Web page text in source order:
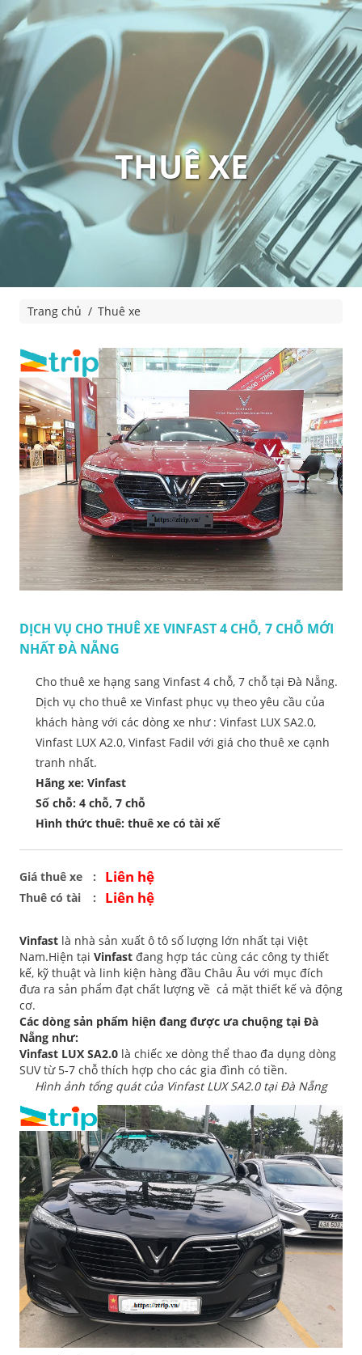
THUÊ XE
Trang chủ Thuê xe
DỊCH VỤ CHO THUÊ XE VINFAST 4 CHỖ, 7 CHỖ MỚI
NHẤT ĐÀ NẴNG
Cho thuê xe hạng sang Vinfast 4 chỗ, 7 chỗ tại Đà Nẵng.
Dịch vụ cho thuê xe Vinfast phục vụ theo yêu cầu của
khách hàng với các dòng xe như : Vinfast LUX SA2.0,
Vinfast LUX A2.0, Vinfast Fadil với giá cho thuê xe cạnh
tranh nhất.
Hãng xe: Vinfast
Số chỗ: 4 chỗ, 7 chỗ
Hình thức thuê: thuê xe có tài xế
Giá thuê xe Liên hệ
Thuê có tài Liên hệ
Vinfast là nhà sản xuất ô tô số lượng lớn nhất tại Việt
Nam.Hiện tại Vinfast đang hợp tác cùng các công ty thiết
kế, kỹ thuật và linh kiện hàng đầu Châu Âu với mục đích
đưa ra sản phẩm đạt chất lượng về cả mặt thiết kế và động
cơ.
Các dòng sản phẩm hiện đang được ưa chuộng tại Đà
Nẵng như:
Vinfast LUX SA2.0 là chiếc xe dòng thể thao đa dụng dòng
SUV từ 5-7 chỗ thích hợp cho các gia đình có tiền.
Hình ảnh tổng quát của Vinfast LUX SA2.0 tại Đà Nẵng